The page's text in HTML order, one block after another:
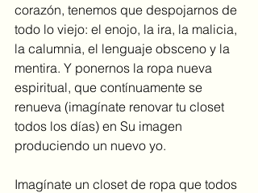
corazón, tenemos que despojarnos de
todo lo viejo: el enojo, la ira, la malicia,
la calumnia, el lenguaje obsceno y la
mentira. Y ponernos la ropa nueva
espiritual, que contínuamente se
renueva (imagínate renovar tu closet
todos los días) en Su imagen
produciendo un nuevo yo.
Imagínate un closet de ropa que todos